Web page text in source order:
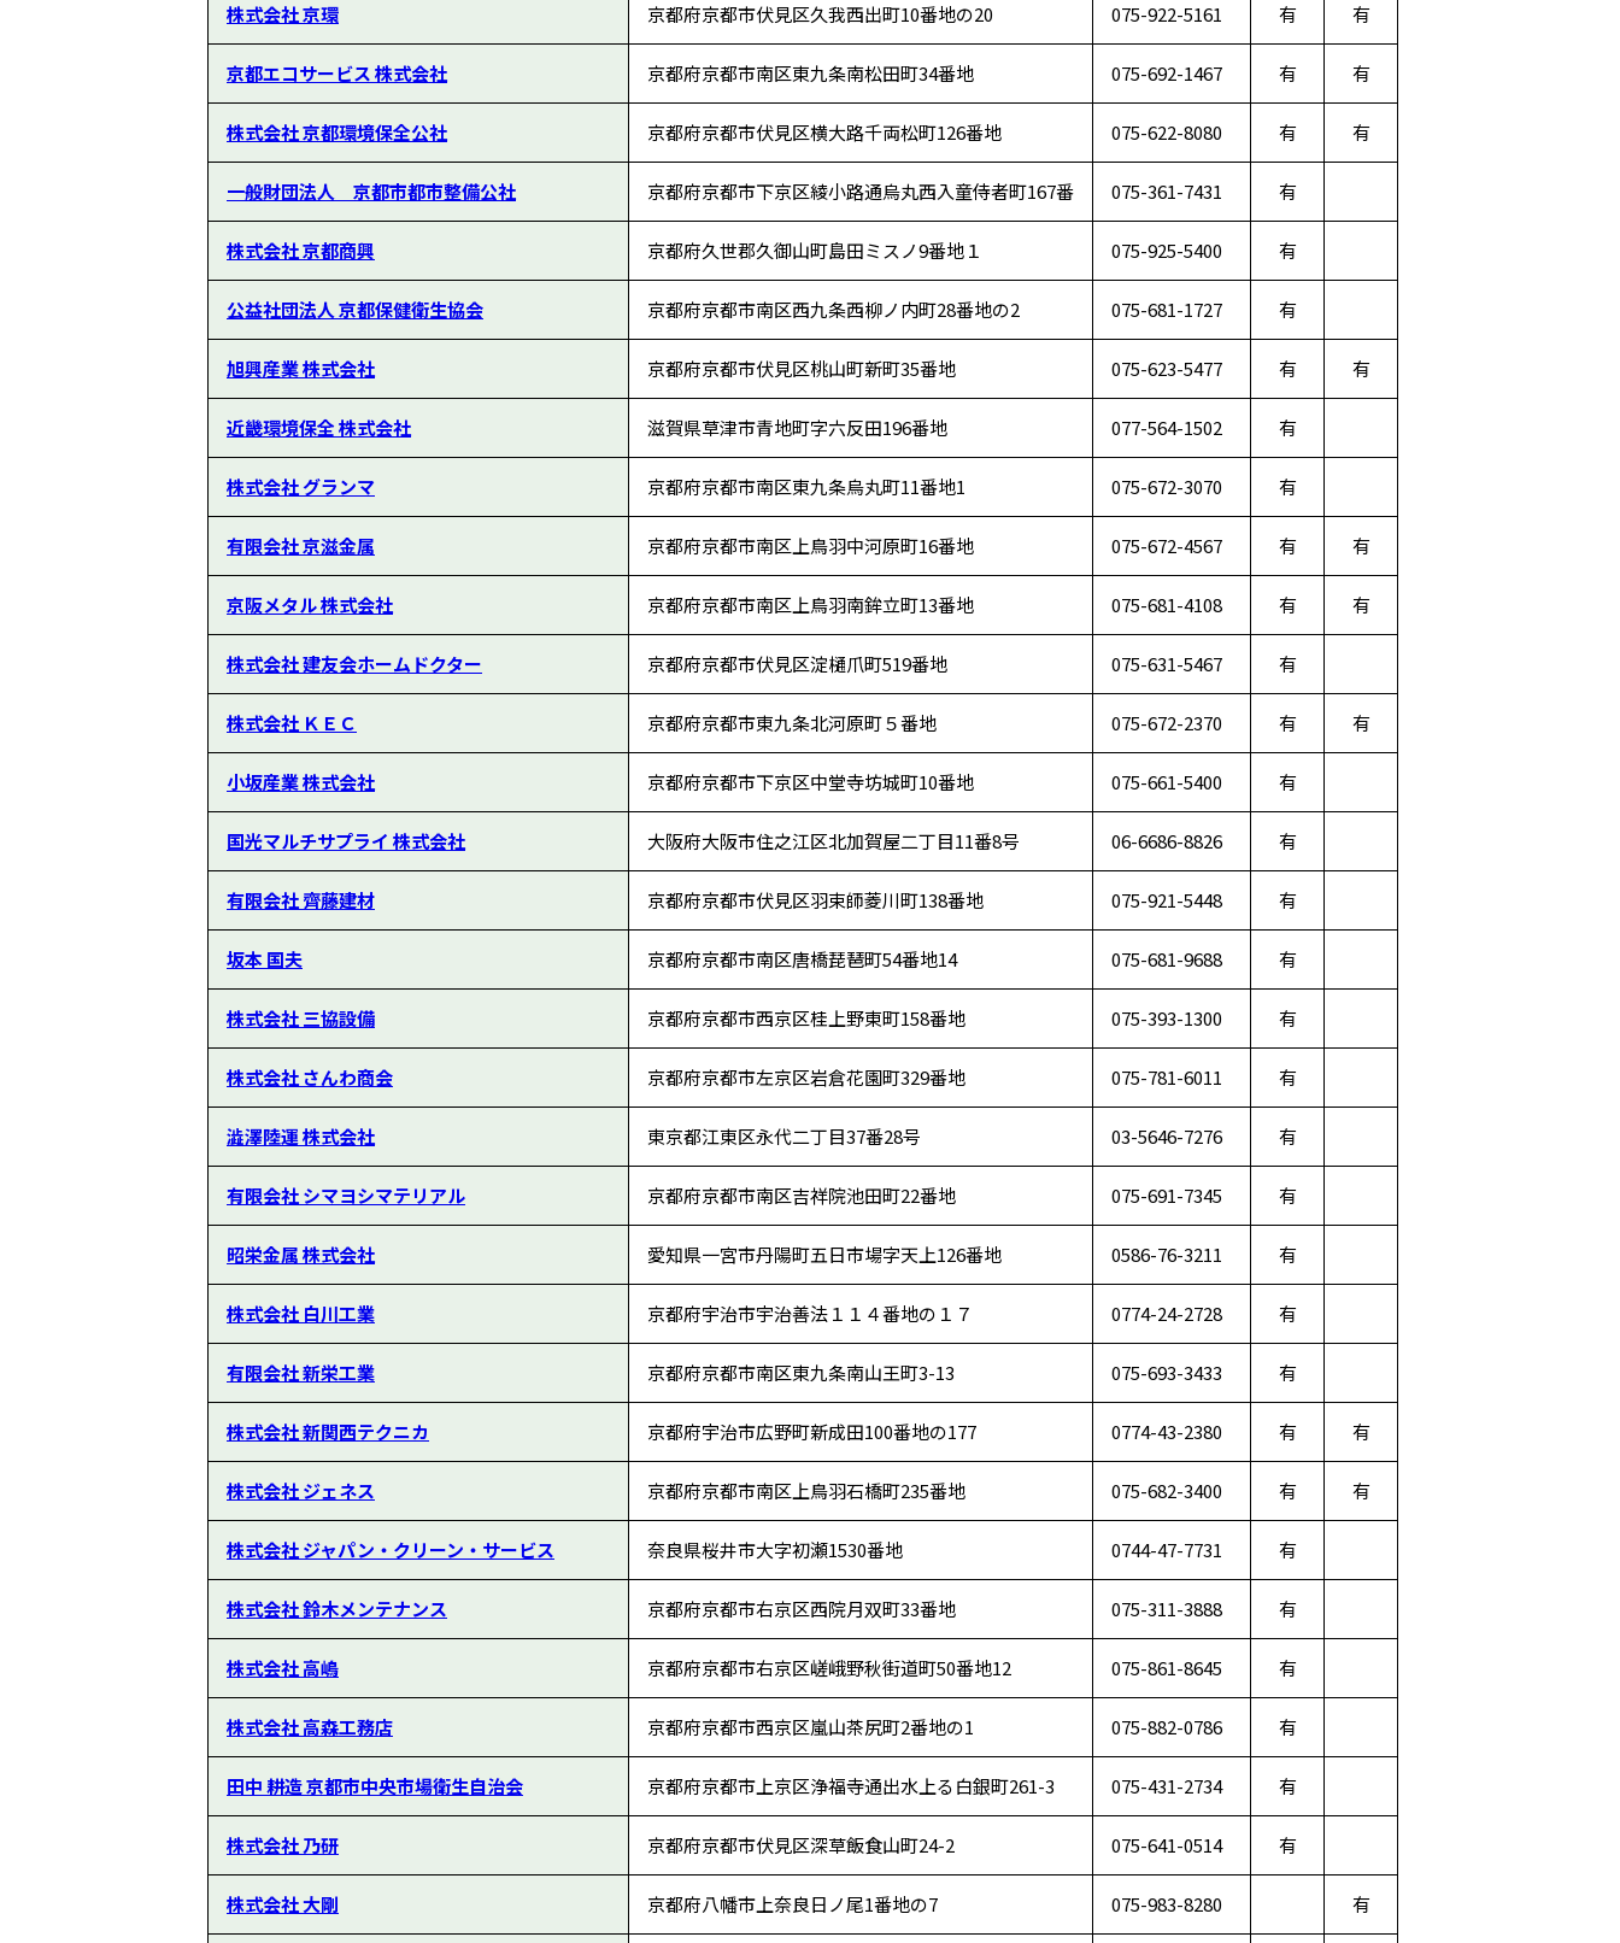
株式会社 京環 京都府京都市伏見区久我西出町10番地の20 075-922-5161 有 有
京都エコサービス 株式会社 京都府京都市南区東九条南松田町34番地 075-692-1467 有 有
株式会社 京都環境保全公社 京都府京都市伏見区横大路千両松町126番地 075-622-8080 有 有
一般財団法人 京都市都市整備公社 京都府京都市下京区綾小路通烏丸西入童侍者町167番 075-361-7431 有
株式会社 京都商興 京都府久世郡久御山町島田ミスノ9番地１ 075-925-5400 有
公益社団法人 京都保健衛生協会 京都府京都市南区西九条西柳ノ内町28番地の2 075-681-1727 有
旭興産業 株式会社 京都府京都市伏見区桃山町新町35番地 075-623-5477 有 有
近畿環境保全 株式会社 滋賀県草津市青地町字六反田196番地 077-564-1502 有
株式会社 グランマ 京都府京都市南区東九条烏丸町11番地1 075-672-3070 有
有限会社 京滋金属 京都府京都市南区上鳥羽中河原町16番地 075-672-4567 有 有
京阪メタル 株式会社 京都府京都市南区上鳥羽南鉾立町13番地 075-681-4108 有 有
株式会社 建友会ホームドクター 京都府京都市伏見区淀樋爪町519番地 075-631-5467 有
株式会社 ＫＥＣ 京都府京都市東九条北河原町５番地 075-672-2370 有 有
小坂産業 株式会社 京都府京都市下京区中堂寺坊城町10番地 075-661-5400 有
国光マルチサプライ 株式会社 大阪府大阪市住之江区北加賀屋二丁目11番8号 06-6686-8826 有
有限会社 齊藤建材 京都府京都市伏見区羽束師菱川町138番地 075-921-5448 有
坂本 国夫 京都府京都市南区唐橋琵琶町54番地14 075-681-9688 有
株式会社 三協設備 京都府京都市西京区桂上野東町158番地 075-393-1300 有
株式会社 さんわ商会 京都府京都市左京区岩倉花園町329番地 075-781-6011 有
澁澤陸運 株式会社 東京都江東区永代二丁目37番28号 03-5646-7276 有
有限会社 シマヨシマテリアル 京都府京都市南区吉祥院池田町22番地 075-691-7345 有
昭栄金属 株式会社 愛知県一宮市丹陽町五日市場字天上126番地 0586-76-3211 有
株式会社 白川工業 京都府宇治市宇治善法１１４番地の１７ 0774-24-2728 有
有限会社 新栄工業 京都府京都市南区東九条南山王町3-13 075-693-3433 有
株式会社 新関西テクニカ 京都府宇治市広野町新成田100番地の177 0774-43-2380 有 有
株式会社 ジェネス 京都府京都市南区上鳥羽石橋町235番地 075-682-3400 有 有
株式会社 ジャパン・クリーン・サービス 奈良県桜井市大字初瀬1530番地 0744-47-7731 有
株式会社 鈴木メンテナンス 京都府京都市右京区西院月双町33番地 075-311-3888 有
株式会社 高嶋 京都府京都市右京区嵯峨野秋街道町50番地12 075-861-8645 有
株式会社 高森工務店 京都府京都市西京区嵐山茶尻町2番地の1 075-882-0786 有
田中 耕造 京都市中央市場衛生自治会 京都府京都市上京区浄福寺通出水上る白銀町261-3 075-431-2734 有
株式会社 乃研 京都府京都市伏見区深草飯食山町24-2 075-641-0514 有
株式会社 大剛 京都府八幡市上奈良日ノ尾1番地の7 075-983-8280 有